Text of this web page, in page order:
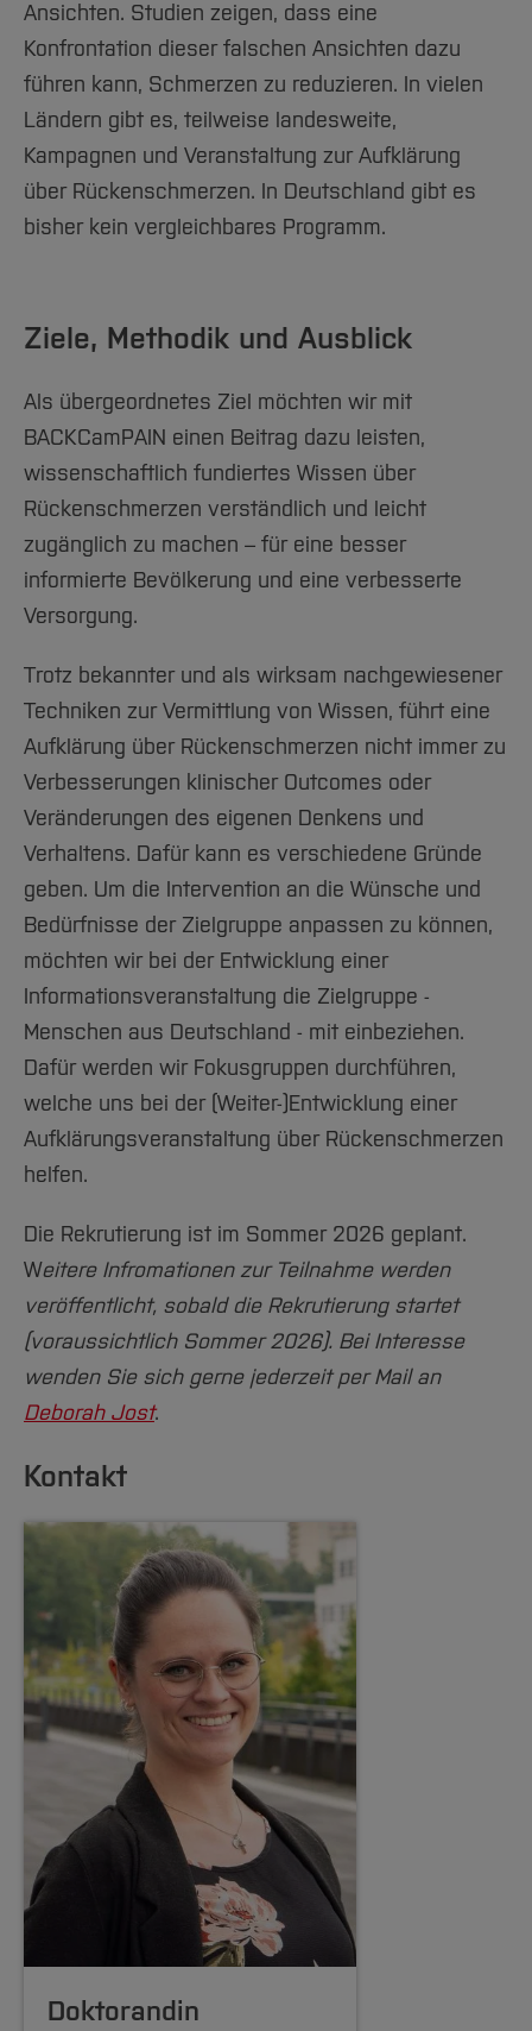
Arbeiten im FB G
Forschung und Projekte
International
Team
Service
Studiengänge
Studieninteressierte
Aktuelles
Studium
Fachgruppen
Forschung und Entwicklung
International
Team
Amtliche Bekanntmachungen
Notfall-Infos
BO Shop
Familiengerechte Hochschule
Gleichstellung
Diskriminierungsfreie Hochschule
Vertretungen
Wahlen
Hochschulbibliothek
Hochschulkommunikation
International Office
Medienzentrum
qed-Stiftung
Zentrale Studienberatung
Ansichten. Studien zeigen, dass eine
Konfrontation dieser falschen Ansichten dazu
führen kann, Schmerzen zu reduzieren. In vielen
Ländern gibt es, teilweise landesweite,
Kampagnen und Veranstaltung zur Aufklärung
über Rückenschmerzen. In Deutschland gibt es
bisher kein vergleichbares Programm.
Ziele, Methodik und Ausblick
Als übergeordnetes Ziel möchten wir mit
BACKCamPAIN einen Beitrag dazu leisten,
wissenschaftlich fundiertes Wissen über
Rückenschmerzen verständlich und leicht
zugänglich zu machen – für eine besser
informierte Bevölkerung und eine verbesserte
Versorgung.
Trotz bekannter und als wirksam nachgewiesener
Techniken zur Vermittlung von Wissen, führt eine
Aufklärung über Rückenschmerzen nicht immer zu
Verbesserungen klinischer Outcomes oder
Veränderungen des eigenen Denkens und
Verhaltens. Dafür kann es verschiedene Gründe
geben. Um die Intervention an die Wünsche und
Bedürfnisse der Zielgruppe anpassen zu können,
möchten wir bei der Entwicklung einer
Informationsveranstaltung die Zielgruppe -
Menschen aus Deutschland - mit einbeziehen.
Dafür werden wir Fokusgruppen durchführen,
welche uns bei der (Weiter-)Entwicklung einer
Aufklärungsveranstaltung über Rückenschmerzen
helfen.
Die Rekrutierung ist im Sommer 2026 geplant.
Weitere Infromationen zur Teilnahme werden
veröffentlicht, sobald die Rekrutierung startet
(voraussichtlich Sommer 2026). Bei Interesse
wenden Sie sich gerne jederzeit per Mail an
Deborah Jost.
Kontakt
Doktorandin